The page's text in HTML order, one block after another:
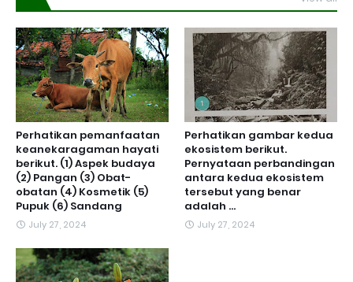
Perhatikan pemanfaatan
keanekaragaman hayati
berikut. (1) Aspek budaya
(2) Pangan (3) Obat-
obatan (4) Kosmetik (5)
Pupuk (6) Sandang
July 27, 2024
Perhatikan gambar kedua
ekosistem berikut.
Pernyataan perbandingan
antara kedua ekosistem
tersebut yang benar
adalah ...
July 27, 2024